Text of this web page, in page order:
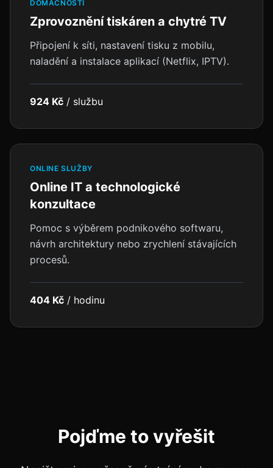
DOMÁCNOSTI
Zprovoznění tiskáren a chytré TV
Připojení k síti, nastavení tisku z mobilu,
naladění a instalace aplikací (Netflix, IPTV).
924 Kč / službu
ONLINE SLUŽBY
Online IT a technologické
konzultace
Pomoc s výběrem podnikového softwaru,
návrh architektury nebo zrychlení stávajících
procesů.
404 Kč / hodinu
Pojďme to vyřešit